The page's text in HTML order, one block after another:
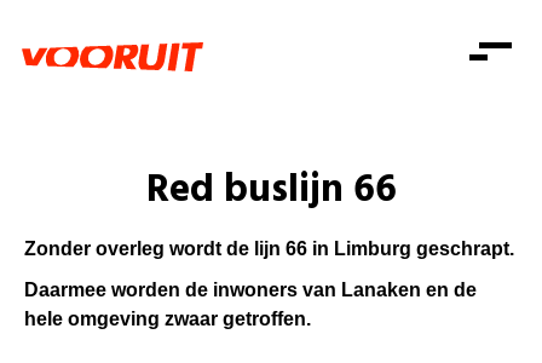
Zorg
Gelijke kansen
Welzijn
Consumentenbescherming
Onze mensen
Standpunten
Vacatures
Doe mee
Doe mee
Word lid
Mis niets
Login
Login
Red buslijn 66
Zonder overleg wordt de lijn 66 in Limburg geschrapt.
Daarmee worden de inwoners van Lanaken en de
hele omgeving zwaar getroffen.